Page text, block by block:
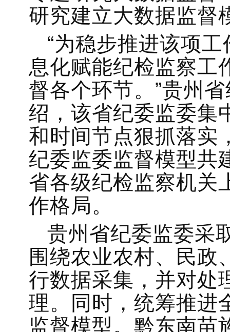
研究建立大数据监督
“为稳步推进该项
息化赋能纪检监察工
督各个环节。”贵州
绍，该省纪委监委集
和时间节点狠抓落实
纪委监委监督模型共
省各级纪检监察机关
作格局。
贵州省纪委监委采
围绕农业农村、民政
行数据采集，并对处
理。同时，统筹推进
监督模型。黔东南苗